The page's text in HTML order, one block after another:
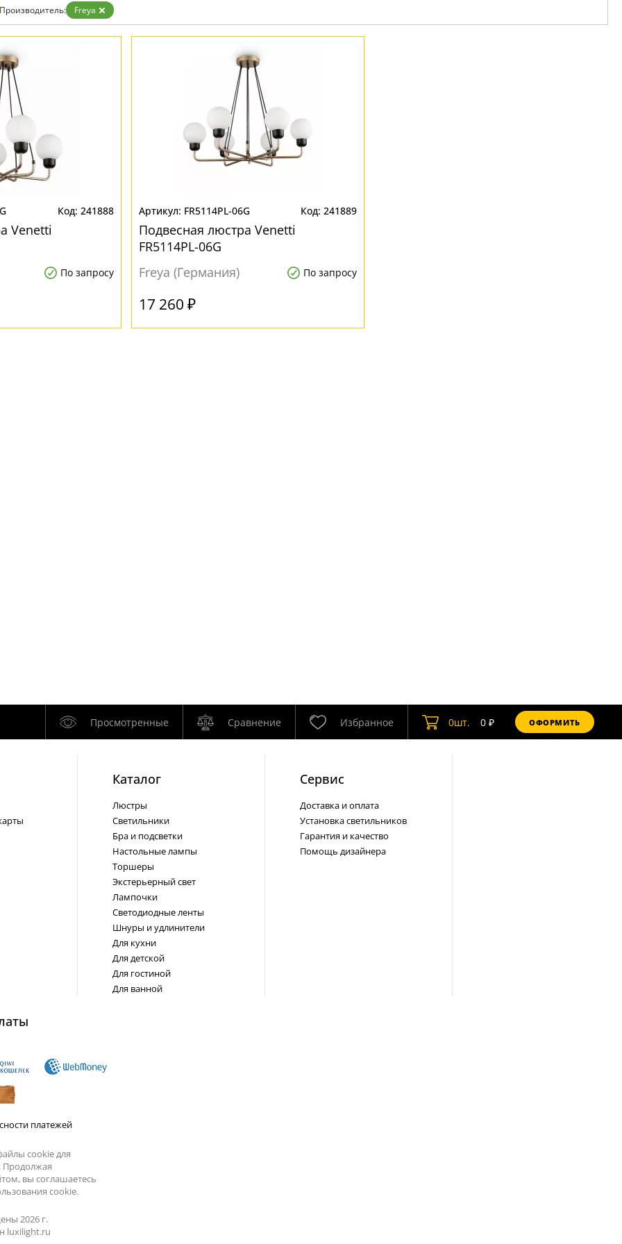
Прозрачные
Хром
Черные
Производитель: Freya
241888
Venetti
По запросу
FR5114PL-06G 241889
Подвесная люстра Venetti
FR5114PL-06G
Freya (Германия)
По запросу
17 260 ₽
Просмотренные Сравнение Избранное 0шт. 0₽ ОФОРМИТЬ
Каталог
Люстры
Светильники
Бра и подсветки
Настольные лампы
Торшеры
Экстерьерный свет
Лампочки
Светодиодные ленты
Шнуры и удлинители
Для кухни
Для детской
Для гостиной
Для ванной
Сервис
Доставка и оплата
Установка светильников
Гарантия и качество
Помощь дизайнера
платежей
cookie для
Продолжая
вы соглашаетесь
cookie.
2026 г.
luxilight.ru